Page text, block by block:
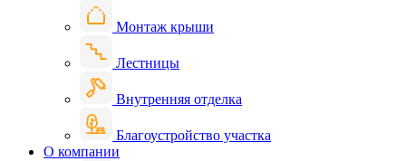
Монтаж крыши
Лестницы
Внутренняя отделка
Благоустройство участка
О компании